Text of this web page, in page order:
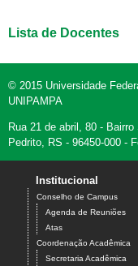
Lista de Docentes
© 2015 Universidade
UNIPAMPA
Rua 21 de abril, 80 -
Pedrito, RS - 96450-000 -
Institucional
Conselho de Campus
Agenda de Reuniões
Atas
Coordenação Acadêmica
Secretaria Acadêmica